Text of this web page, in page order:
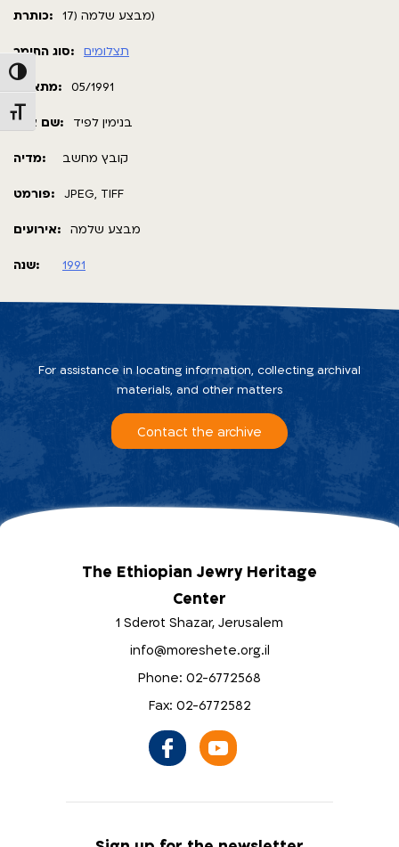
Toggle High Contrast
Toggle Font size
כותרת: מבצע שלמה (17)
סוג החומר: תצלומים
מתאריך: 05/1991
שם צלם: בנימין לפיד
מדיה: קובץ מחשב
פורמט: JPEG, TIFF
אירועים: מבצע שלמה
שנה: 1991
For assistance in locating information, collecting archival
materials, and other matters
Contact the archive
The Ethiopian Jewry Heritage
Center
1 Sderot Shazar, Jerusalem
info@moreshete.org.il
Phone: 02-6772568
Fax: 02-6772582